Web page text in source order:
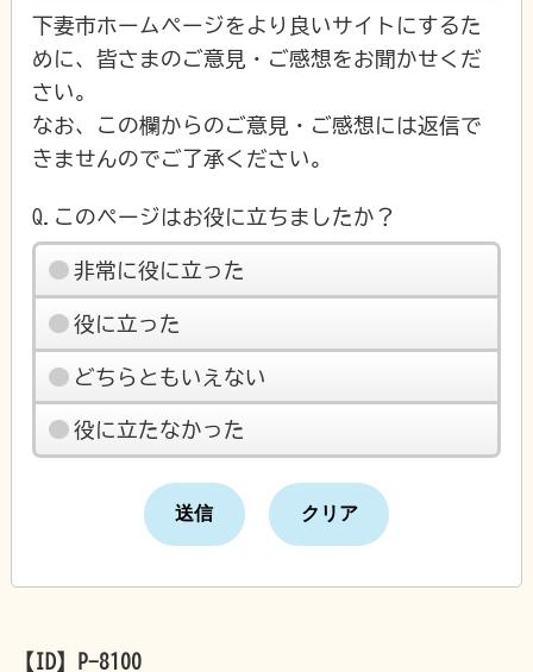
下妻市ホームページをより良いサイトにするた
めに、皆さまのご意見・ご感想をお聞かせくだ
さい。
なお、この欄からのご意見・ご感想には返信で
きませんのでご了承ください。
Q.このページはお役に立ちましたか？
非常に役に立った
役に立った
どちらともいえない
役に立たなかった
【ID】 P-8100